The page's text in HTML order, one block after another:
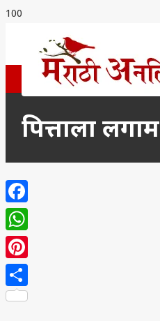
पित्ताला लगाम
Facebook
WhatsApp
Pinterest
Share